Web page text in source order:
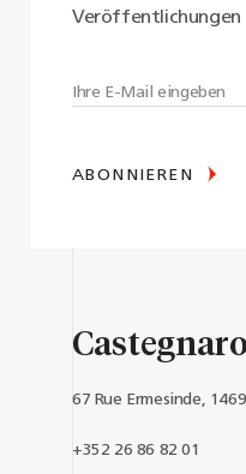
Veröffentlichungen
ABONNIEREN
Castegnaro
67 Rue Ermesinde,
+352 26 86 82 01